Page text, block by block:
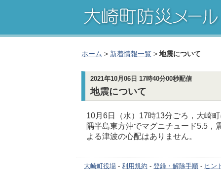
ホーム > 新着情報一覧 > 地震について
2021年10月06日 17時40分00秒配信
地震について
10月6日（水）17時13分ごろ，大崎
隅半島東方沖でマグニチュード5.5，
よる津波の心配はありません。
大崎町役場 - 利用規約 - 登録・解除手順 - ヒン